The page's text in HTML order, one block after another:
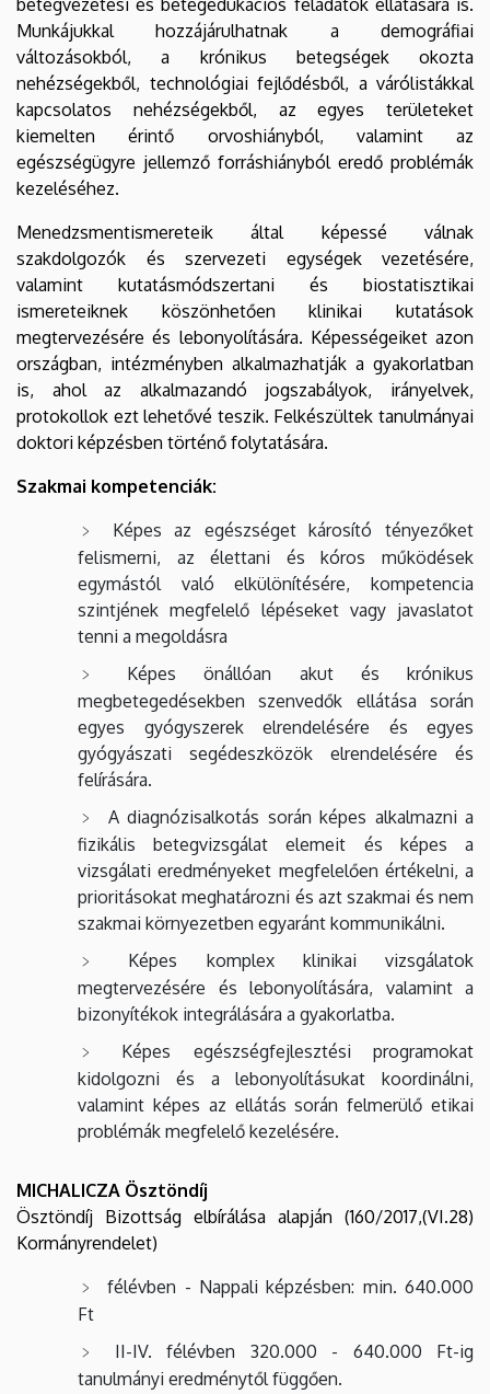
Munkájukkal hozzájárulhatnak a demográfiai
változásokból, a krónikus betegségek okozta
nehézségekből, technológiai fejlődésből, a várólistákkal
kapcsolatos nehézségekből, az egyes területeket
kiemelten érintő orvoshiányból, valamint az
egészségügyre jellemző forráshiányból eredő problémák
kezeléséhez.
Menedzsmentismereteik által képessé válnak
szakdolgozók és szervezeti egységek vezetésére,
valamint kutatásmódszertani és biostatisztikai
ismereteiknek köszönhetően klinikai kutatások
megtervezésére és lebonyolítására. Képességeiket azon
országban, intézményben alkalmazhatják a gyakorlatban
is, ahol az alkalmazandó jogszabályok, irányelvek,
protokollok ezt lehetővé teszik. Felkészültek tanulmányai
doktori képzésben történő folytatására.
Szakmai kompetenciák:
Képes az egészséget károsító tényezőket
felismerni, az élettani és kóros működések
egymástól való elkülönítésére, kompetencia
szintjének megfelelő lépéseket vagy javaslatot
tenni a megoldásra
Képes önállóan akut és krónikus
megbetegedésekben szenvedők ellátása során
egyes gyógyszerek elrendelésére és egyes
gyógyászati segédeszközök elrendelésére és
felírására.
A diagnózisalkotás során képes alkalmazni a
fizikális betegvizsgálat elemeit és képes a
vizsgálati eredményeket megfelelően értékelni, a
prioritásokat meghatározni és azt szakmai és nem
szakmai környezetben egyaránt kommunikálni.
Képes komplex klinikai vizsgálatok
megtervezésére és lebonyolítására, valamint a
bizonyítékok integrálására a gyakorlatba.
Képes egészségfejlesztési programokat
kidolgozni és a lebonyolításukat koordinálni,
valamint képes az ellátás során felmerülő etikai
problémák megfelelő kezelésére.
MICHALICZA Ösztöndíj
Ösztöndíj Bizottság elbírálása alapján (160/2017,(VI.28)
Kormányrendelet)
félévben - Nappali képzésben: min. 640.000
Ft
II-IV. félévben 320.000 - 640.000 Ft-ig
tanulmányi eredménytől függően.